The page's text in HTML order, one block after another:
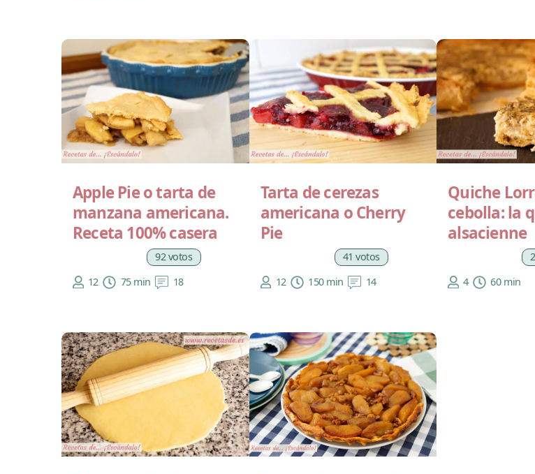
Apple Pie o tarta de
manzana americana.
Receta 100% casera
92 votos
12
75 min 18
Tarta de cerezas
americana o Cherry
Pie
41 votos
12
150 min 14
Quiche
cebolla: la
alsacienne
4
60 min